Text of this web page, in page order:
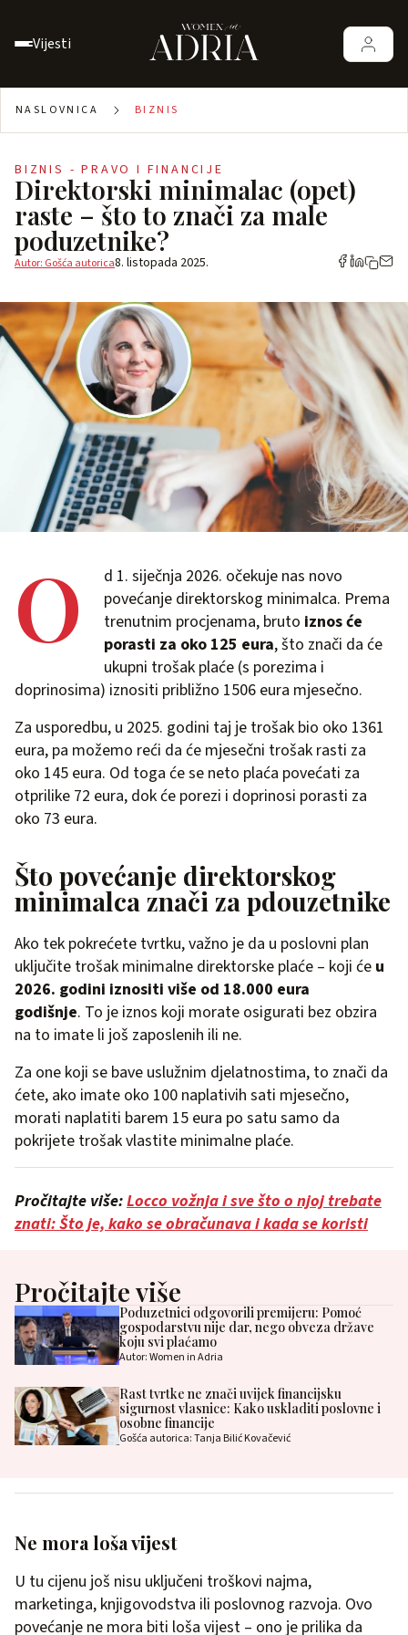
Vijesti
NASLOVNICA BIZNIS
BIZNIS - PRAVO I FINANCIJE
Direktorski minimalac (opet)
raste – što to znači za male
poduzetnike?
Autor: Gošća autorica8. listopada 2025.
O
d 1. siječnja 2026. očekuje nas novo
povećanje direktorskog minimalca. Prema
trenutnim procjenama, bruto iznos će
porasti za oko 125 eura, što znači da će
ukupni trošak plaće (s porezima i
doprinosima) iznositi približno 1506 eura mjesečno.
Za usporedbu, u 2025. godini taj je trošak bio oko 1361
eura, pa možemo reći da će mjesečni trošak rasti za
oko 145 eura. Od toga će se neto plaća povećati za
otprilike 72 eura, dok će porezi i doprinosi porasti za
oko 73 eura.
Što povećanje direktorskog
minimalca znači za pdouzetnike
Ako tek pokrećete tvrtku, važno je da u poslovni plan
uključite trošak minimalne direktorske plaće – koji će u
2026. godini iznositi više od 18.000 eura
godišnje. To je iznos koji morate osigurati bez obzira
na to imate li još zaposlenih ili ne.
Za one koji se bave uslužnim djelatnostima, to znači da
ćete, ako imate oko 100 naplativih sati mjesečno,
morati naplatiti barem 15 eura po satu samo da
pokrijete trošak vlastite minimalne plaće.
Pročitajte više:Locco vožnja i sve što o njoj trebate
znati: Što je, kako se obračunava i kada se koristi
Pročitajte više
Poduzetnici odgovorili premijeru: Pomoć
gospodarstvu nije dar, nego obveza države
koju svi plaćamo
Autor: Women in Adria
Rast tvrtke ne znači uvijek financijsku
sigurnost vlasnice: Kako uskladiti poslovne i
osobne financije
Gošća autorica: Tanja Bilić Kovačević
Ne mora loša vijest
U tu cijenu još nisu uključeni troškovi najma,
marketinga, knjigovodstva ili poslovnog razvoja. Ovo
povećanje ne mora biti loša vijest – ono je prilika da